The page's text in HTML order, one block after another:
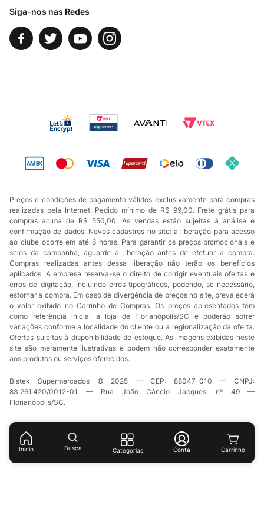
Início Busca Categorias Conta
Siga-nos nas Redes
Preços e condições de pagamento válidos exclusivamente para compras
realizadas pela Internet. Pedido mínimo de R$ 99,00. Frete grátis para
compras acima de R$ 550,00. As vendas estão sujeitas à análise e
confirmação de dados. Novos cadastros no site: a liberação para acesso
ao clube ocorre em até 6 horas. Para garantir os preços promocionais e
selos da campanha, aguarde a liberação antes de efetuar a compra.
Compras realizadas antes dessa liberação não terão os benefícios
aplicados. A empresa reserva-se o direito de corrigir eventuais ofertas e
erros de digitação, incluindo erros tipográficos, podendo, se necessário,
estornar a compra. Em caso de divergência de preços no site, prevalecerá
o valor exibido no Carrinho de Compras. Os preços apresentados têm
como referência inicial a loja de Florianópolis/SC e poderão sofrer
variações conforme a localidade do cliente ou a regionalização da oferta.
Ofertas sujeitas à disponibilidade de estoque. As imagens exibidas neste
site são meramente ilustrativas e podem não corresponder exatamente
aos produtos ou serviços oferecidos.
Bistek Supermercados © 2025 — CEP: 88047-010 — CNPJ:
83.261.420/0012-01 — Rua João Câncio Jacques, nº 49 —
Florianópolis/SC.